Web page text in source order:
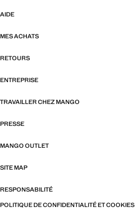
AIDE
MES ACHATS
RETOURS
ENTREPRISE
TRAVAILLER CHEZ MANGO
PRESSE
MANGO OUTLET
SITE MAP
RESPONSABILITÉ
POLITIQUE DE CONFIDENTIALITÉ ET COOKIES